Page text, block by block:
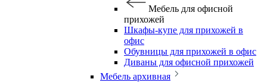
Мебель для офисной
прихожей
Шкафы-купе для прихожей в
офис
Обувницы для прихожей в офис
Диваны для офисной прихожей
Мебель архивная